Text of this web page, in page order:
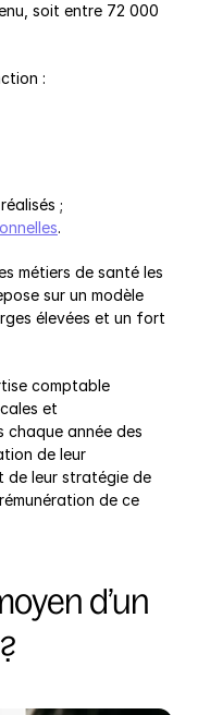
soit entre 72 000
:
;
.
métiers de santé les
sur un modèle
élevées et un fort
comptable
et
chaque année des
de leur
de leur stratégie de
de ce
d’un